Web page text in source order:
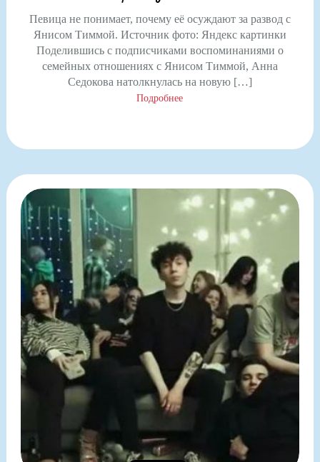
Певица не понимает, почему её осуждают за развод с
Янисом Тиммой. Источник фото: Яндекс картинки
Поделившись с подписчиками воспоминаниями о
семейных отношениях с Янисом Тиммой, Анна
Седокова натолкнулась на новую […]
Подробнее